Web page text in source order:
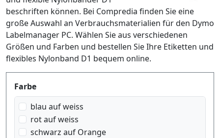
beschriften können. Bei Compredia finden Sie eine
große Auswahl an Verbrauchsmaterialien für den Dymo
Labelmanager PC. Wählen Sie aus verschiedenen
Größen und Farben und bestellen Sie Ihre Etiketten und
flexibles Nylonband D1 bequem online.
Produktfilter
Farbe
blau auf weiss
rot auf weiss
schwarz auf Orange